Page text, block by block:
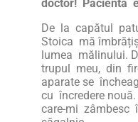
doctor! Pacienta
De la capătul
Stoica mă
lumea mălinului.
trupul meu, din
aparate se
cu încredere
care-mi zâmbesc